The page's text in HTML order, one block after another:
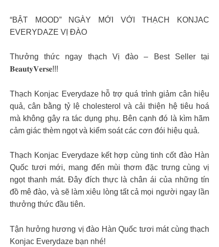
“BẬT MOOD” NGÀY MỚI VỚI THẠCH KONJAC
EVERYDAZE VỊ ĐÀO
Thưởng thức ngay thạch Vị đào – Best Seller tại
𝐁𝐞𝐚𝐮𝐭𝐲𝐕𝐞𝐫𝐬𝐞!!!
Thạch Konjac Everydaze hỗ trợ quá trình giảm cân hiệu
quả, cân bằng tỷ lệ cholesterol và cải thiện hệ tiêu hoá
mà không gây ra tác dụng phụ. Bên cạnh đó là kìm hãm
cảm giác thèm ngọt và kiểm soát các cơn đói hiệu quả.
Thạch Konjac Everydaze kết hợp cùng tinh cốt đào Hàn
Quốc tươi mới, mang đến mùi thơm đặc trưng cùng vị
ngọt thanh mát. Đây đích thực là chân ái của những tín
đồ mê đào, và sẽ làm xiêu lòng tất cả mọi người ngay lần
thưởng thức đầu tiên.
Tận hưởng hương vị đào Hàn Quốc tươi mát cùng thạch
Konjac Everydaze bạn nhé!